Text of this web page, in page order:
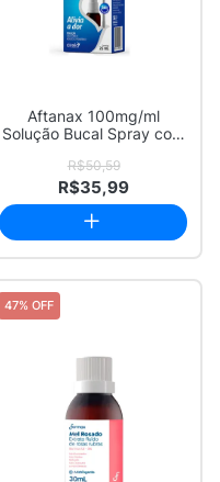
Aftanax 100mg/ml
Solução Bucal Spray com
R$50,59
R$35,99
47% OFF